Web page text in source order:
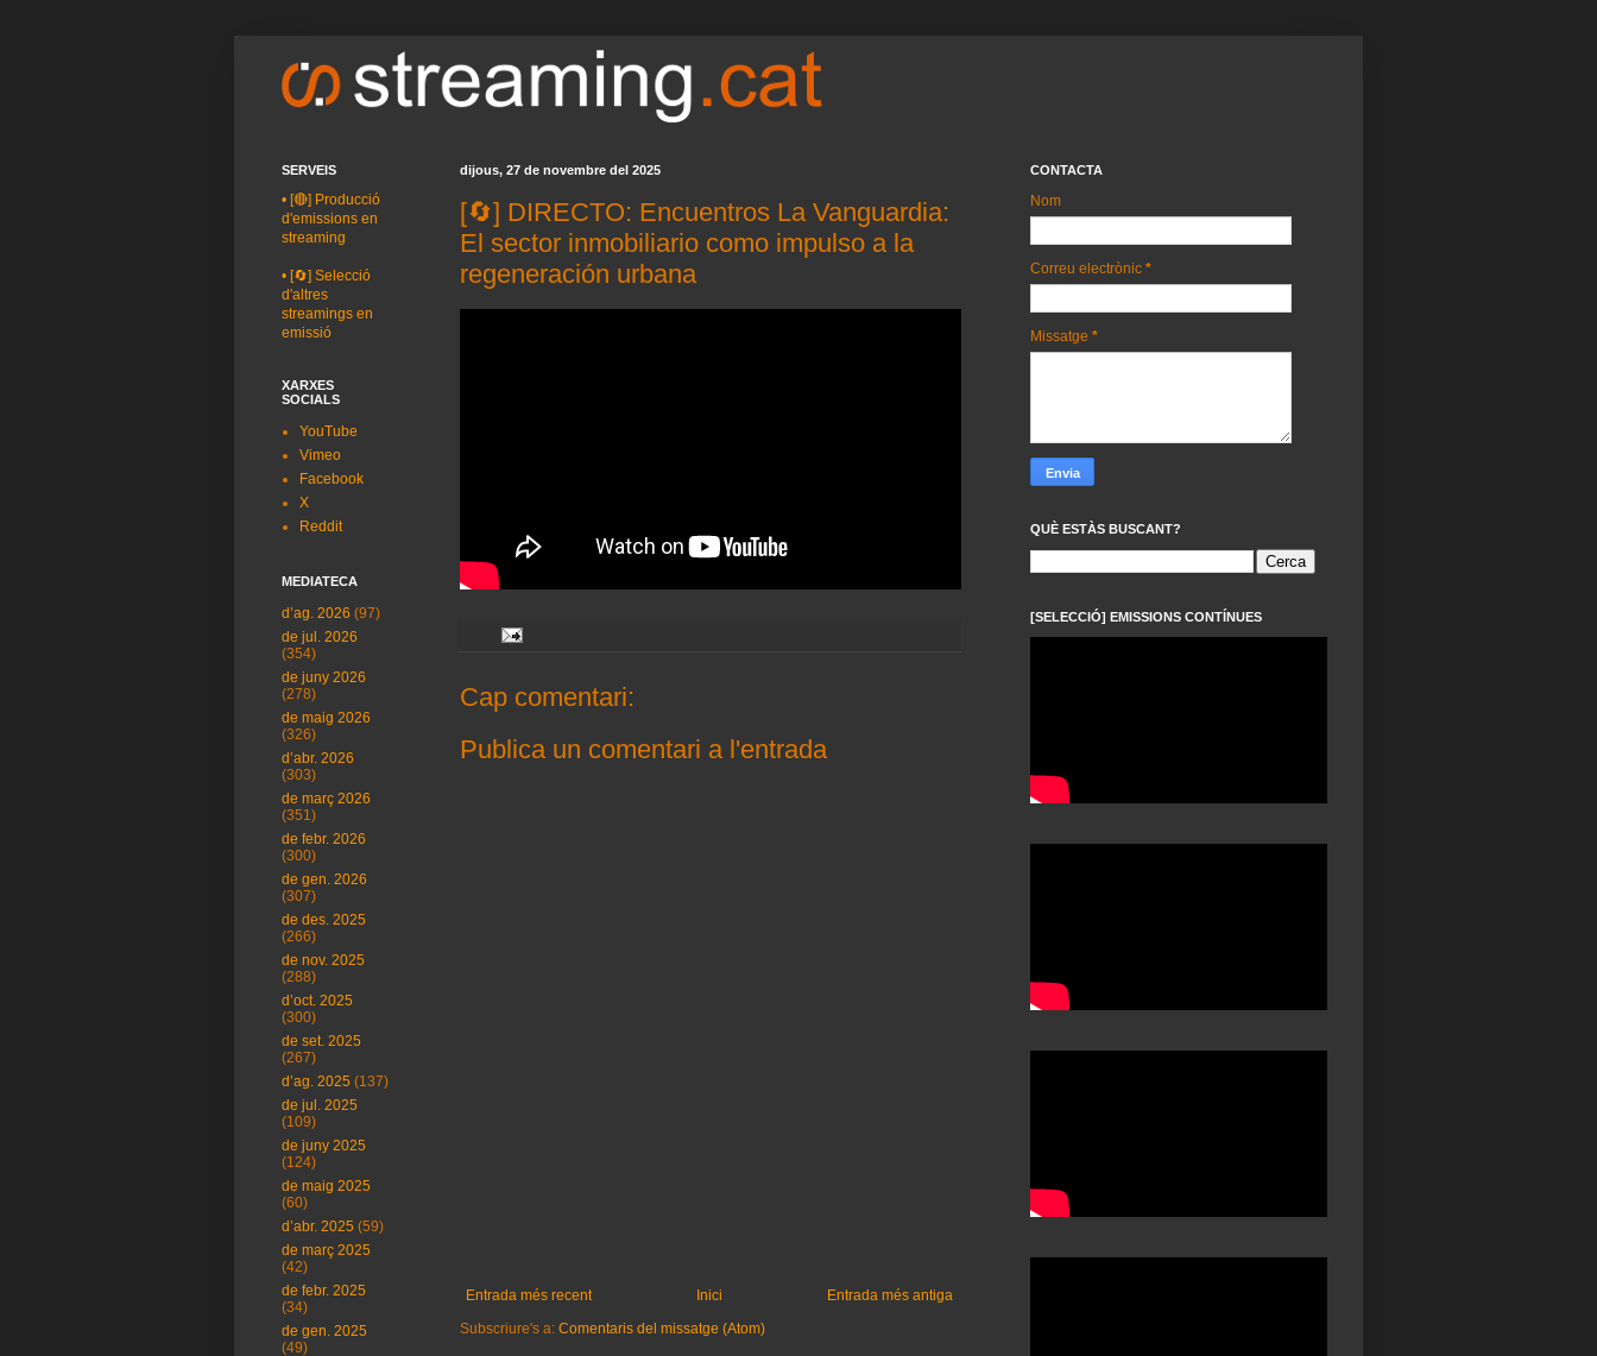
dijous, 27 de novembre del 2025
[🔄] DIRECTO: Encuentros La Vanguardia:
El sector inmobiliario como impulso a la
regeneración urbana
Cap comentari:
Publica un comentari a l'entrada
Entrada més recent Entrada més antiga
Inici
Subscriure's a: Comentaris del missatge (Atom)
SERVEIS
• [🔴] Producció
d'emissions en
streaming
• [🔄] Selecció
d'altres
streamings en
emissió
XARXES
SOCIALS
YouTube
Vimeo
Facebook
X
Reddit
MEDIATECA
d’ag. 2026 (97)
de jul. 2026
(354)
de juny 2026
(278)
de maig 2026
(326)
d’abr. 2026
(303)
de març 2026
(351)
de febr. 2026
(300)
de gen. 2026
(307)
de des. 2025
(266)
de nov. 2025
(288)
d’oct. 2025
(300)
de set. 2025
(267)
d’ag. 2025 (137)
de jul. 2025
(109)
de juny 2025
(124)
de maig 2025
(60)
d’abr. 2025 (59)
de març 2025
(42)
de febr. 2025
(34)
de gen. 2025
(49)
CONTACTA
Nom
Correu electrònic *
Missatge *
QUÈ ESTÀS BUSCANT?
[SELECCIÓ] EMISSIONS CONTÍNUES